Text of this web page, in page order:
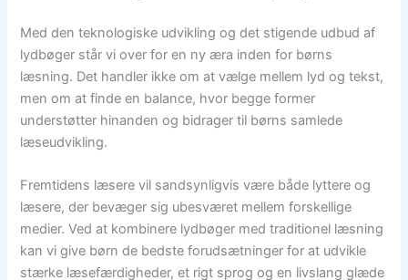
Med den teknologiske udvikling og det stigende udbud af
lydbøger står vi over for en ny æra inden for børns
læsning. Det handler ikke om at vælge mellem lyd og tekst,
men om at finde en balance, hvor begge former
understøtter hinanden og bidrager til børns samlede
læseudvikling.
Fremtidens læsere vil sandsynligvis være både lyttere og
læsere, der bevæger sig ubesværet mellem forskellige
medier. Ved at kombinere lydbøger med traditionel læsning
kan vi give børn de bedste forudsætninger for at udvikle
stærke læsefærdigheder, et rigt sprog og en livslang glæde